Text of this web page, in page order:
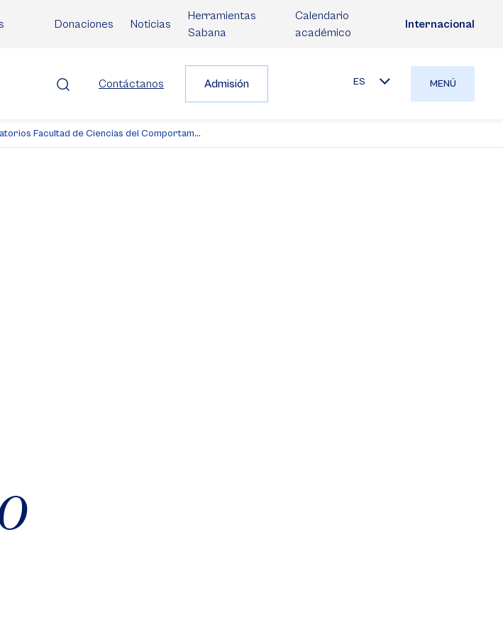
Donaciones Noticias
Herramientas
Sabana
Calendario
académico
Internacional
Contáctanos Admisión ES MENÚ
Facultad de Ciencias del Comportam...